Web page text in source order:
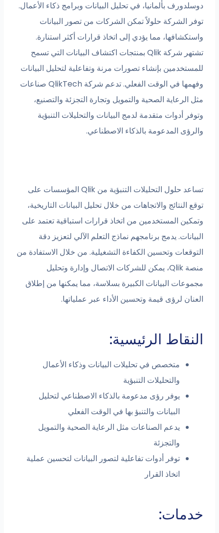
بألمانيا، في تحليل البيانات وبرامج ذكاء الأعمال.
حلولاً تمكن الشركات من تصور البيانات
مما يؤدي إلى اتخاذ قرارات أكثر استنارة.
تشتهر شركة Qlik بمنتجات اكتشاف البيانات التي تسمح
بإنشاء تصورات مرنة وتفاعلية لتحليل البيانات
وفهمها في الوقت الفعلي. تدعم شركة QlikTech صناعات
الصحية والتمويل وتجارة التجزئة والتصنيع،
متقدمة لدمج البيانات والتحليلات التنبؤية
المدعومة بالذكاء الاصطناعي.
تساعد حلول التحليلات التنبؤية من Qlik المؤسسات على
والاتجاهات من خلال تحليل البيانات التاريخية،
المستخدمين من اتخاذ قرارات استباقية تعتمد على
يدمج برنامجهم نماذج التعلم الآلي لتعزيز دقة
وتحسين الكفاءة التشغيلية. من خلال الاستفادة من
منصة Qlik، يمكن للشركات الاتصال وإدارة وتحليل
البيانات الكبيرة بسلاسة، مما يمكنها من إطلاق
لرؤى قيمة وتحسين الأداء عبر عملياتها.
الرئيسية:
متخصص في تحليلات البيانات وذكاء الأعمال
والتحليلات التنبؤية
يوفر رؤى مدعومة بالذكاء الاصطناعي لتحليل
البيانات والتنبؤ بها في الوقت الفعلي
يدعم الصناعات مثل الرعاية الصحية والتمويل
توفر أدوات تفاعلية لتصور البيانات لتحسين عملية